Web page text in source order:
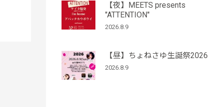
【夜】MEETS presents
"ATTENTION"
2026.8.9
【昼】ちょねさゆ生誕祭2026
2026.8.9